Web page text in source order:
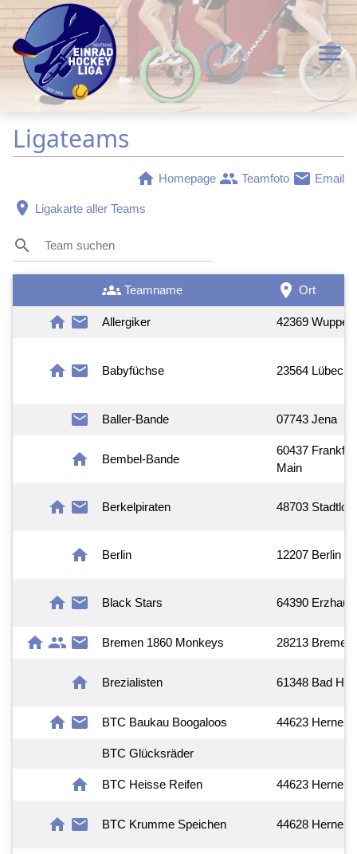
menu
Ligateams
home Homepage group Teamfoto mail Email
place Ligakarte aller Teams
search
groups Teamname room Ort
home mail Allergiker 42369
home mail Babyfüchse 23564 Lübeck
mail Baller-Bande 07743 Jena
home Bembel-Bande
60437
Main
home mail Berkelpiraten 48703
home Berlin 12207 Berlin
home mail Black Stars 64390
home group mail Bremen 1860 Monkeys 28213 Bremen
home Brezialisten 61348 Bad
home mail BTC Baukau Boogaloos 44623 Herne
BTC Glücksräder
home BTC Heisse Reifen 44623 Herne
home mail BTC Krumme Speichen 44628 Herne